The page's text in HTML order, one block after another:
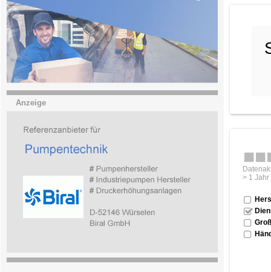
Anzeige
> 1 Jahr